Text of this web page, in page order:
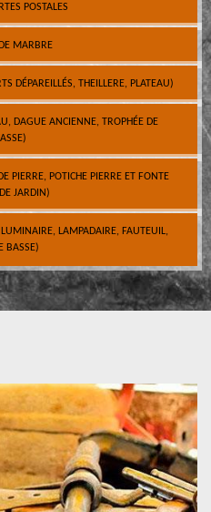
POSTALES
MARBRE
DÉPAREILLÉS, THEILLERE, PLATEAU)
DAGUE ANCIENNE, TROPHÉE DE
PIERRE, POTICHE PIERRE ET FONTE
JARDIN)
LAMPADAIRE, FAUTEUIL,
BASSE)